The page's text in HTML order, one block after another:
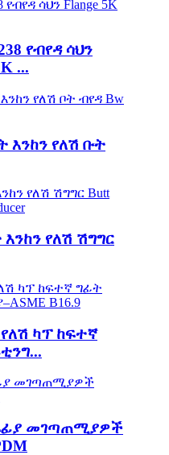
የብየዳ ሳህን
...
እንከን የለሽ ቡት
እንከን የለሽ ሽግግር
የለሽ ካፕ ከፍተኛ
መገጣጠሚያዎች